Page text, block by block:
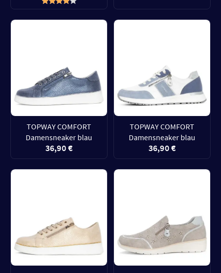
TOPWAY COMFORT
Damensneaker blau
36,90 €
TOPWAY COMFORT
Damensneaker blau
36,90 €